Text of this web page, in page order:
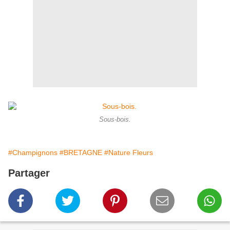
Sous-bois.
#Champignons #BRETAGNE #Nature Fleurs
Partager